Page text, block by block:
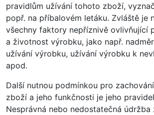
pravidlům užívání tohoto zboží,
popř. na příbalovém letáku. Zvláště je
všechny faktory nepříznivě ovlivňující
a životnost výrobku, jako např.
užívání výrobku, užívání výrobku k
apod.
Další nutnou podmínkou pro
zboží a jeho funkčnosti je jeho
Nesprávná nebo nedostatečná